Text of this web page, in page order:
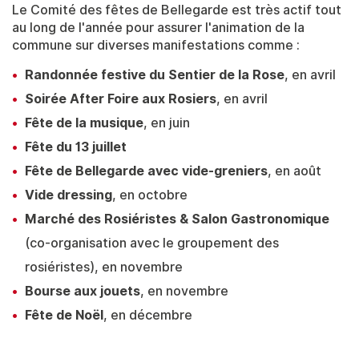
Le Comité des fêtes de Bellegarde est très actif tout
au long de l'année pour assurer l'animation de la
commune sur diverses manifestations comme :
Randonnée festive du Sentier de la Rose, en avril
Soirée After Foire aux Rosiers, en avril
Fête de la musique, en juin
Fête du 13 juillet
Fête de Bellegarde avec vide-greniers, en août
Vide dressing, en octobre
Marché des Rosiéristes & Salon Gastronomique
(co-organisation avec le groupement des
rosiéristes), en novembre
Bourse aux jouets, en novembre
Fête de Noël, en décembre